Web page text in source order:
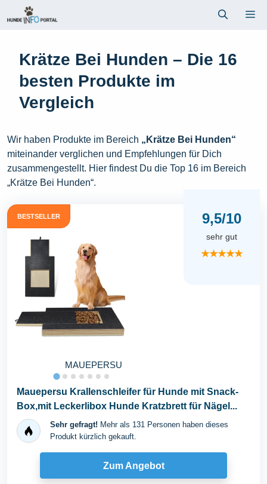
Inhalt
Krätze Bei Hunden – Die 16
besten Produkte im
Vergleich
Wir haben Produkte im Bereich „Krätze Bei Hunden“
miteinander verglichen und Empfehlungen für Dich
zusammengestellt. Hier findest Du die Top 16 im Bereich
„Krätze Bei Hunden“.
BESTSELLER
MAUEPERSU
9,5/10
sehr gut
★★★★★
Mauepersu Krallenschleifer für Hunde mit Snack-
Box,mit Leckerlibox Hunde Kratzbrett für Nägel...
Sehr gefragt! Mehr als 131 Personen haben dieses
Produkt kürzlich gekauft.
Zum Angebot